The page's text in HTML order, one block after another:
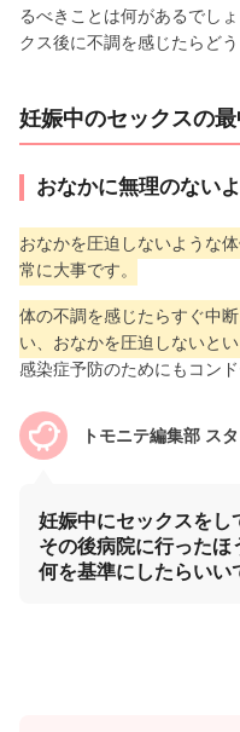
るべきことは何があるでし
クス後に不調を感じたらど
妊娠中のセックスの
おなかに無理のない
おなかを圧迫しないような
常に大事です。
体の不調を感じたらすぐ中
い、おなかを圧迫しないと
感染症予防のためにもコン
トモニテ編集部 ス
妊娠中にセックスをし
その後病院に行ったほ
何を基準にしたらいい